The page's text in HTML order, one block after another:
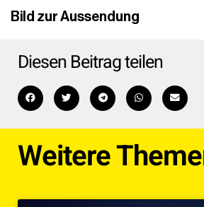
Bild zur Aussendung
Diesen Beitrag teilen
Weitere